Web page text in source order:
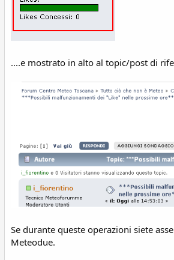
....e mostrato in alto al topic/post di
Se durante queste operazioni siete
Meteodue.